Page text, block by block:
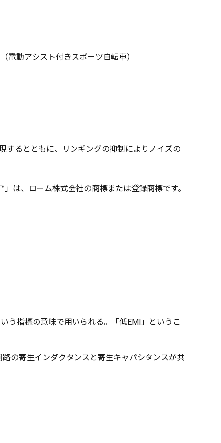
電動アシスト付きスポーツ自転車）
するとともに、リンギングの抑制によりノイズの
」は、ローム株式会社の商標または登録商標です。
う指標の意味で用いられる。「低EMI」というこ
の寄生インダクタンスと寄生キャパシタンスが共